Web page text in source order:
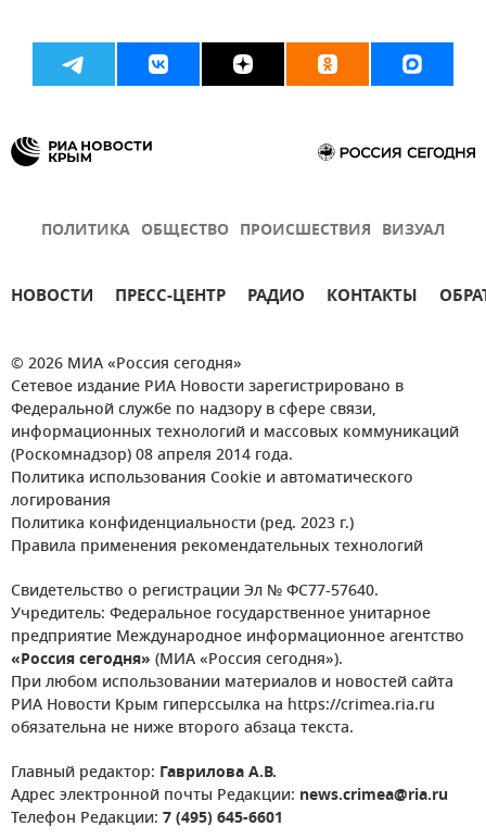
ПОЛИТИКА ОБЩЕСТВО ПРОИСШЕСТВИЯ ВИЗУАЛ
НОВОСТИ ПРЕСС-ЦЕНТР РАДИО КОНТАКТЫ
© 2026 МИА «Россия сегодня»
Сетевое издание РИА Новости зарегистрировано в
Федеральной службе по надзору в сфере связи,
информационных технологий и массовых коммуникаций
(Роскомнадзор) 08 апреля 2014 года.
Политика использования Cookie и автоматического
логирования
Политика конфиденциальности (ред. 2023 г.)
Правила применения рекомендательных технологий
Свидетельство о регистрации Эл № ФС77-57640.
Учредитель: Федеральное государственное унитарное
предприятие Международное информационное агентство
«Россия сегодня» (МИА «Россия сегодня»).
При любом использовании материалов и новостей сайта
РИА Новости Крым гиперссылка на https://crimea.ria.ru
обязательна не ниже второго абзаца текста.
Главный редактор: Гаврилова А.В.
Адрес электронной почты Редакции: news.crimea@ria.ru
Телефон Редакции: 7 (495) 645-6601